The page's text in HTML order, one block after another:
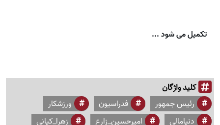
تکمیل می شود ...
کلید واژگان
رئیس جمهور فدراسیون
ورزشکار
دنیامالی
امیرحسین_زارع زهرا_کیانی